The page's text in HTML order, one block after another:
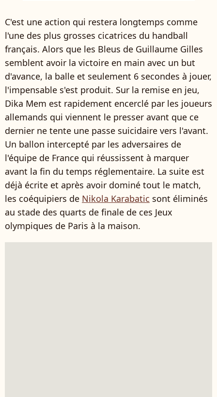
C'est une action qui restera longtemps comme
l'une des plus grosses cicatrices du handball
français. Alors que les Bleus de Guillaume Gilles
semblent avoir la victoire en main avec un but
d'avance, la balle et seulement 6 secondes à jouer,
l'impensable s'est produit. Sur la remise en jeu,
Dika Mem est rapidement encerclé par les joueurs
allemands qui viennent le presser avant que ce
dernier ne tente une passe suicidaire vers l'avant.
Un ballon intercepté par les adversaires de
l'équipe de France qui réussissent à marquer
avant la fin du temps réglementaire. La suite est
déjà écrite et après avoir dominé tout le match,
les coéquipiers de Nikola Karabatic sont éliminés
au stade des quarts de finale de ces Jeux
olympiques de Paris à la maison.